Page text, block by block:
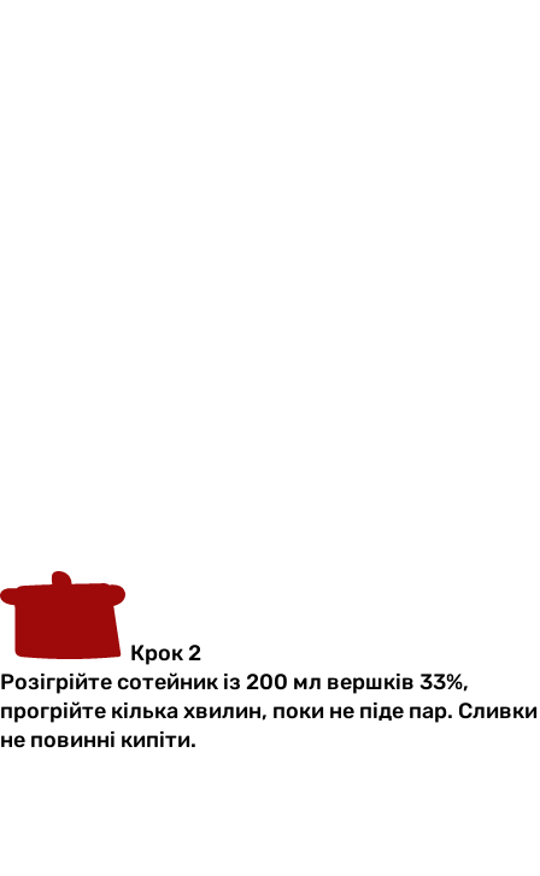
Крок 2
Розігрійте сотейник із 200 мл вершків 33%,
прогрійте кілька хвилин, поки не піде пар. Сливки
не повинні кипіти.